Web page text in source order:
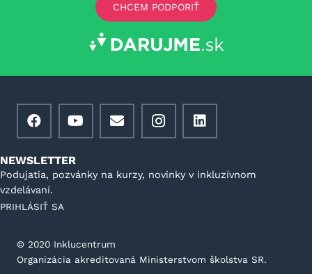
CHCEM PODPORIŤ
NEWSLETTER
Podujatia, pozvánky na kurzy, novinky v inkluzívnom
vzdelávaní.
PRIHLÁSIŤ SA
©️ 2020 Inklucentrum
Organizácia akreditovaná Ministerstvom školstva SR.